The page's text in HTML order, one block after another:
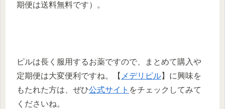
期便は送料無料です）。
ピルは長く服用するお薬ですので、まとめて購入や
定期便は大変便利ですね。【 メデリピル】に興味を
もたれた方は、ぜひ公式サイト をチェックしてみて
くださいね。